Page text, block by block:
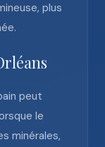
plus
peut
le
minérales,